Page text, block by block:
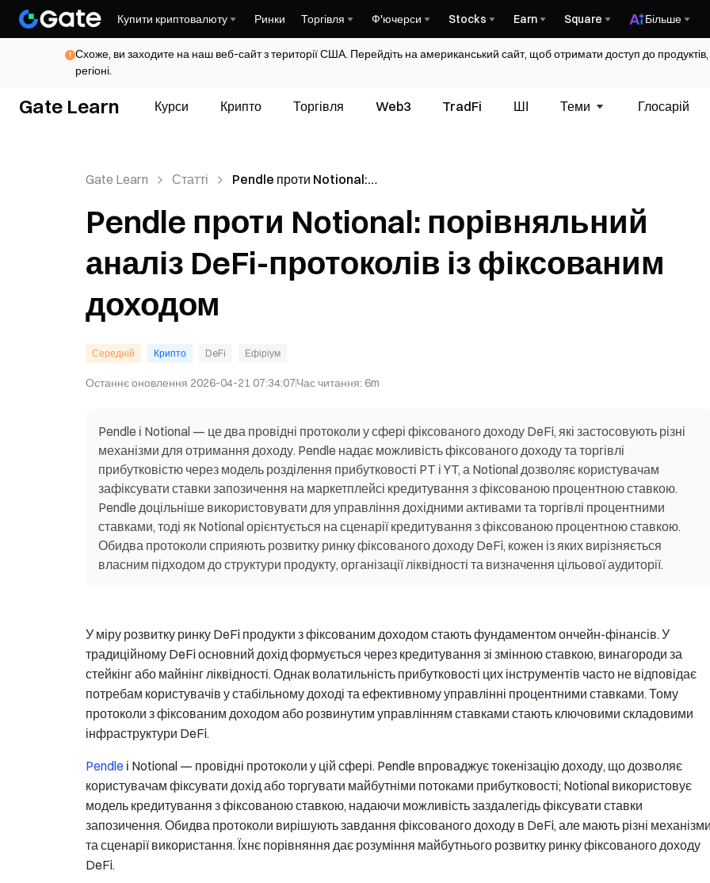
Купити криптовалюту Ринки Торгівля Ф'ючерси Stocks Earn Square Більше
Схоже, ви заходите на наш веб-сайт з території США. Перейдіть на американський сайт, щоб отримати доступ до
регіоні.
Gate Learn Курси Крипто Торгівля Web3 TradFi ШІ Теми Глосарій
Gate Learn Статті
Pendle проти Notional:
протоколів із фіксованим
доходом
Pendle проти Notional: порівняльний
аналіз DeFi-протоколів із фіксованим
доходом
Середній Крипто DeFi Ефіріум
Останнє оновлення 2026-04-21 07:34:07Час читання: 6m
Pendle і Notional — це два провідні протоколи у сфері фіксованого доходу DeFi, які застосовують різні
механізми для отримання доходу. Pendle надає можливість фіксованого доходу та торгівлі
прибутковістю через модель розділення прибутковості PT і YT, а Notional дозволяє користувачам
зафіксувати ставки запозичення на маркетплейсі кредитування з фіксованою процентною ставкою.
Pendle доцільніше використовувати для управління дохідними активами та торгівлі процентними
ставками, тоді як Notional орієнтується на сценарії кредитування з фіксованою процентною ставкою.
Обидва протоколи сприяють розвитку ринку фіксованого доходу DeFi, кожен із яких вирізняється
власним підходом до структури продукту, організації ліквідності та визначення цільової аудиторії.
У міру розвитку ринку DeFi продукти з фіксованим доходом стають фундаментом ончейн-фінансів. У
традиційному DeFi основний дохід формується через кредитування зі змінною ставкою, винагороди за
стейкінг або майнінг ліквідності. Однак волатильність прибутковості цих інструментів часто не відповідає
потребам користувачів у стабільному доході та ефективному управлінні процентними ставками. Тому
протоколи з фіксованим доходом або розвинутим управлінням ставками стають ключовими складовими
інфраструктури DeFi.
Pendle і Notional — провідні протоколи у цій сфері. Pendle впроваджує токенізацію доходу, що дозволяє
користувачам фіксувати дохід або торгувати майбутніми потоками прибутковості; Notional використовує
модель кредитування з фіксованою ставкою, надаючи можливість заздалегідь фіксувати ставки
запозичення. Обидва протоколи вирішують завдання фіксованого доходу в DeFi, але мають різні
та сценарії використання. Їхнє порівняння дає розуміння майбутнього розвитку ринку фіксованого доходу
DeFi.